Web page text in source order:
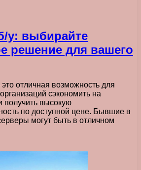
у: выбирайте
решение для вашего
отличная возможность для
сэкономить на
получить высокую
по доступной цене. Бывшие в
могут быть в отличном